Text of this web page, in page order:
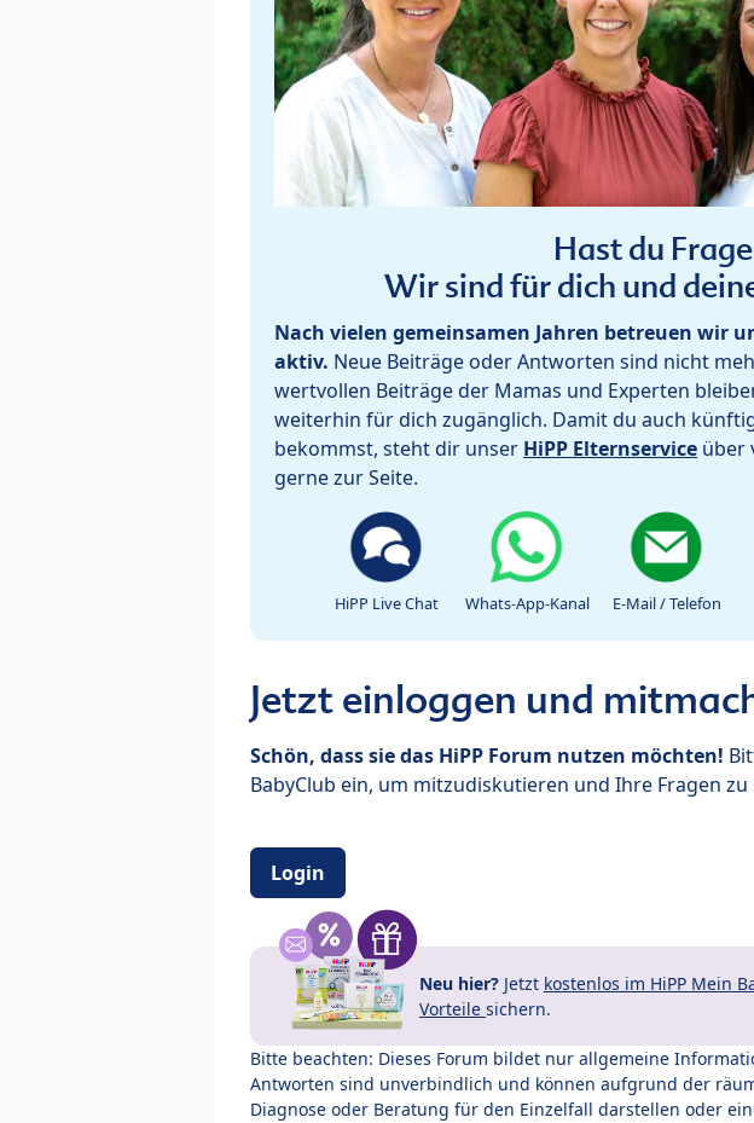
Hast du
Wir sind für dich und
Nach vielen gemeinsamen Jahren betreuen wir
aktiv. Neue Beiträge oder Antworten sind nicht
wertvollen Beiträge der Mamas und Experten
weiterhin für dich zugänglich. Damit du auch
bekommst, steht dir unser HiPP Elternservice über
gerne zur Seite.
HiPP Live Chat Whats-App-Kanal E-Mail / Telefon
Jetzt einloggen und
Schön, dass sie das HiPP Forum nutzen möchten!
BabyClub ein, um mitzudiskutieren und Ihre Fragen zu
Login
Neu hier? Jetzt kostenlos im HiPP Mein
Vorteile sichern.
Bitte beachten: Dieses Forum bildet nur allgemeine
Antworten sind unverbindlich und können aufgrund der
Diagnose oder Beratung für den Einzelfall darstellen oder